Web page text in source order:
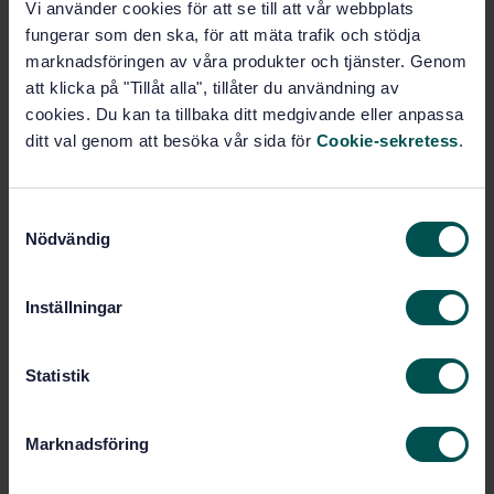
Vi använder cookies för att se till att vår webbplats
fungerar som den ska, för att mäta trafik och stödja
marknadsföringen av våra produkter och tjänster. Genom
att klicka på "Tillåt alla", tillåter du användning av
cookies. Du kan ta tillbaka ditt medgivande eller anpassa
ditt val genom att besöka vår sida för Cookie-sekretess.
Nödvändig
Inställningar
Statistik
Marknadsföring
Prenumerera på standarden - Läs mer
Pris:789 SEK
PDF
Fler alternativ
Produktinformation
Framtagen av:
Gummi och gummiprodukter,
Internationell titel:
Rubber hoses and hose
assemblies for fuel truck delivery —